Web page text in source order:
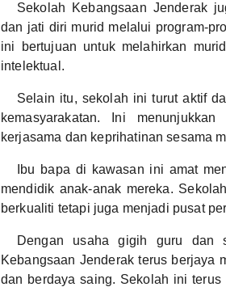
Sekolah Kebangsaan Jenderak
dan jati diri murid melalui program-
ini bertujuan untuk melahirkan
intelektual.
Selain itu, sekolah ini turut aktif
kemasyarakatan. Ini
kerjasama dan keprihatinan sesama
Ibu bapa di kawasan ini amat
mendidik anak-anak mereka.
berkualiti tetapi juga menjadi pusat
Dengan usaha gigih guru dan
Kebangsaan Jenderak terus berjaya
dan berdaya saing. Sekolah ini